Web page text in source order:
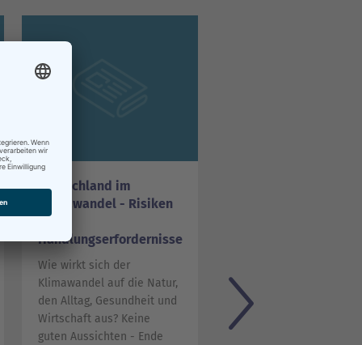
Deutschland im
Klimawandel - Risiken
Handlungserfordernisse
Wie wirkt sich der
Klimawandel auf die Natur,
den Alltag, Gesundheit und
Wirtschaft aus? Keine
guten Aussichten - Ende
Gesundheit haben? Wer
kann besonders
sein? Welche